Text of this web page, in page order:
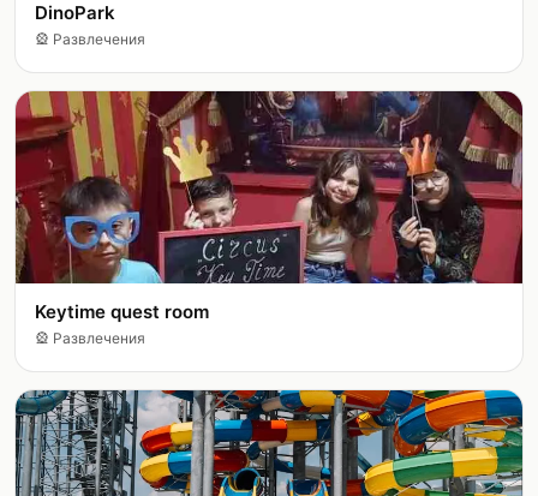
DinoPark
🎡 Развлечения
Keytime quest room
🎡 Развлечения